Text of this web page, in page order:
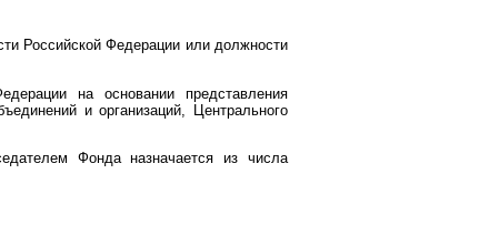
Российской Федерации или должности
на основании представления
и организаций, Центрального
Фонда назначается из числа